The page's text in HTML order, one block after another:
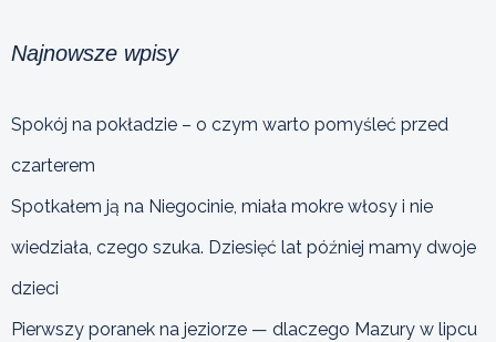
Najnowsze wpisy
Spokój na pokładzie – o czym warto pomyśleć przed
czarterem
Spotkałem ją na Niegocinie, miała mokre włosy i nie
wiedziała, czego szuka. Dziesięć lat później mamy dwoje
dzieci
Pierwszy poranek na jeziorze — dlaczego Mazury w lipcu